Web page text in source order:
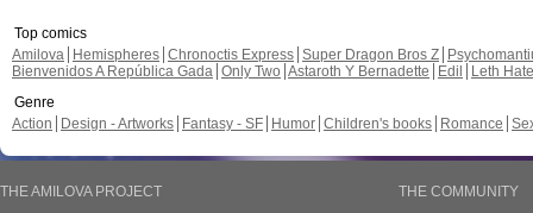
Top comics
Amilova
Hemispheres Chronoctis Express Super Dragon Bros Z
Bienvenidos A República Gada Only Two Astaroth Y Bernadette Edil
Leth Hate
Genre
Action
Design - Artworks Fantasy - SF Humor Children's books Romance
THE AMILOVA PROJECT
THE COMMUNITY